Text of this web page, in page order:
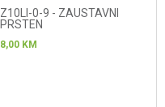
Z10LI-0-9 - ZAUSTAVNI
PRSTEN
8,00 KM